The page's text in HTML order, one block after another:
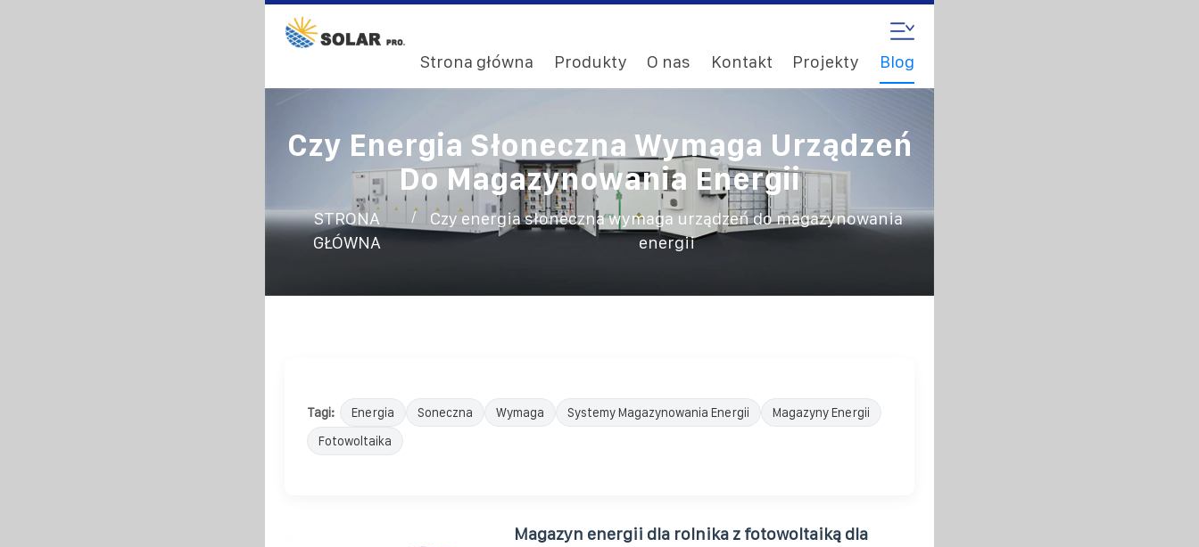
Strona główna Produkty O nas Kontakt Projekty Blog
Czy Energia Słoneczna Wymaga Urządzeń
Do Magazynowania Energii
STRONA
GŁÓWNA
/
Czy energia słoneczna wymaga urządzeń do magazynowania
energii
Tagi: Energia Soneczna Wymaga Systemy Magazynowania Energii
Magazyny Energii
Fotowoltaika
Magazyn energii dla rolnika z fotowoltaiką dla